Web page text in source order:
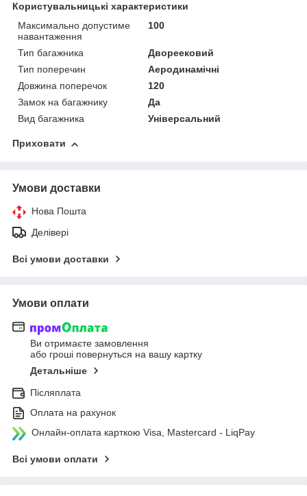
Користувальницькі характеристики
Максимально допустиме
навантаження
100
Тип багажника
Двореековий
Тип поперечин
Аеродинамічні
Довжина поперечок
120
Замок на багажнику
Да
Вид багажника
Універсальний
Приховати
Умови доставки
Нова Пошта
Делівері
Всі умови доставки
Умови оплати
Ви отримаєте замовлення
або гроші повернуться на вашу картку
Детальніше
Післяплата
Оплата на рахунок
Онлайн-оплата карткою Visa, Mastercard - LiqPay
Всі умови оплати